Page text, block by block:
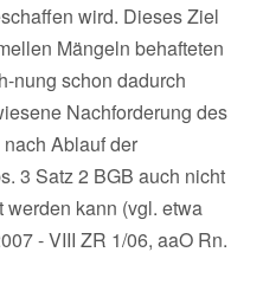
wird. Dieses Ziel
Mängeln behafteten
nung schon dadurch
Nachforderung des
Ablauf der
3 Satz 2 BGB auch nicht
kann (vgl. etwa
- VIII ZR 1/06, aaO Rn.